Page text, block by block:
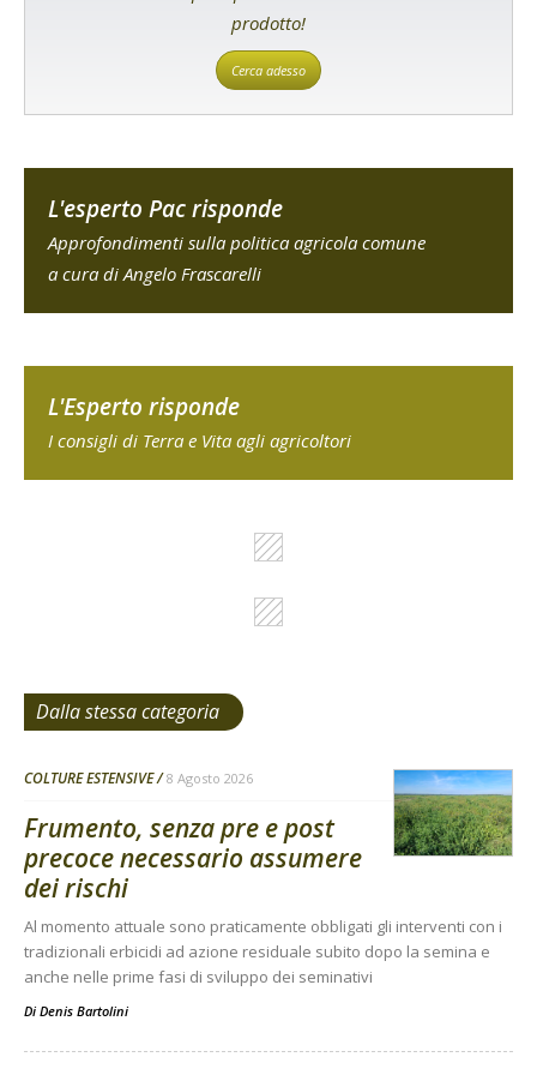
prodotto!
Cerca adesso
L'esperto Pac risponde
Approfondimenti sulla politica agricola comune
a cura di Angelo Frascarelli
L'Esperto risponde
I consigli di Terra e Vita agli agricoltori
Dalla stessa categoria
COLTURE ESTENSIVE 8 Agosto 2026
Frumento, senza pre e post
precoce necessario assumere
dei rischi
Al momento attuale sono praticamente obbligati gli interventi con i
tradizionali erbicidi ad azione residuale subito dopo la semina e
anche nelle prime fasi di sviluppo dei seminativi
Di Denis Bartolini